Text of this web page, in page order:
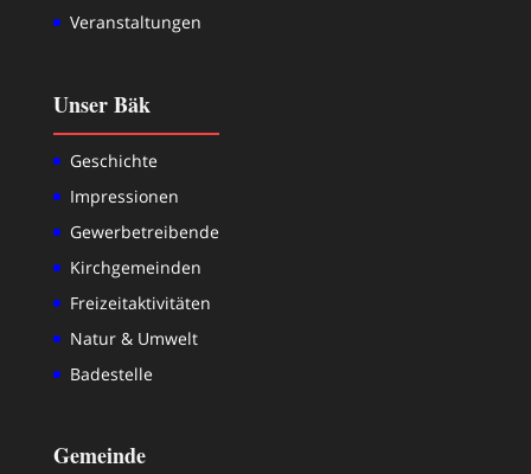
Veranstaltungen
Unser Bäk
Geschichte
Impressionen
Gewerbetreibende
Kirchgemeinden
Freizeitaktivitäten
Natur & Umwelt
Badestelle
Gemeinde